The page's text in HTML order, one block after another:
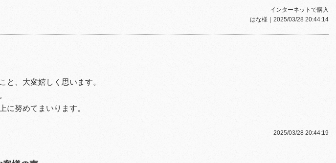
インターネットで購入
はな様 ｜2025/03/28 20:44:14
と、大変嬉しく思います。
に努めてまいります。
2025/03/28 20:44:19